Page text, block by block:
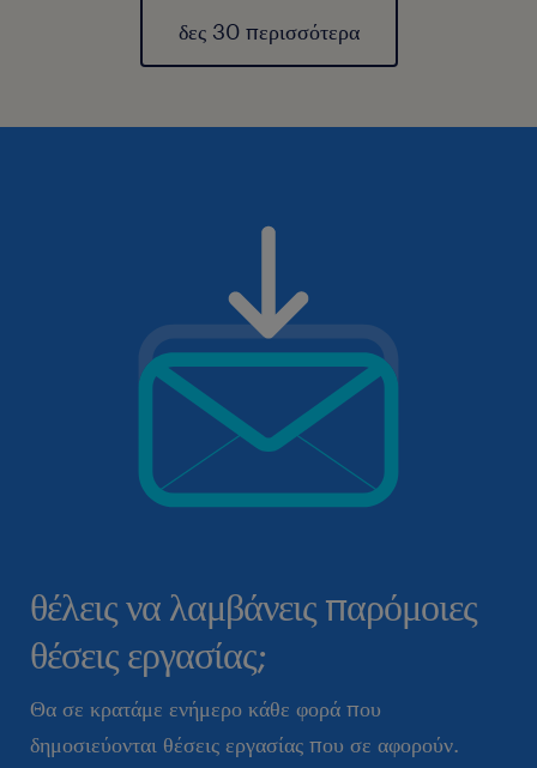
δες 30 περισσότερα
θέλεις να λαμβάνεις παρόμοιες
θέσεις εργασίας;
Θα σε κρατάμε ενήμερο κάθε φορά που
δημοσιεύονται θέσεις εργασίας που σε αφορούν.